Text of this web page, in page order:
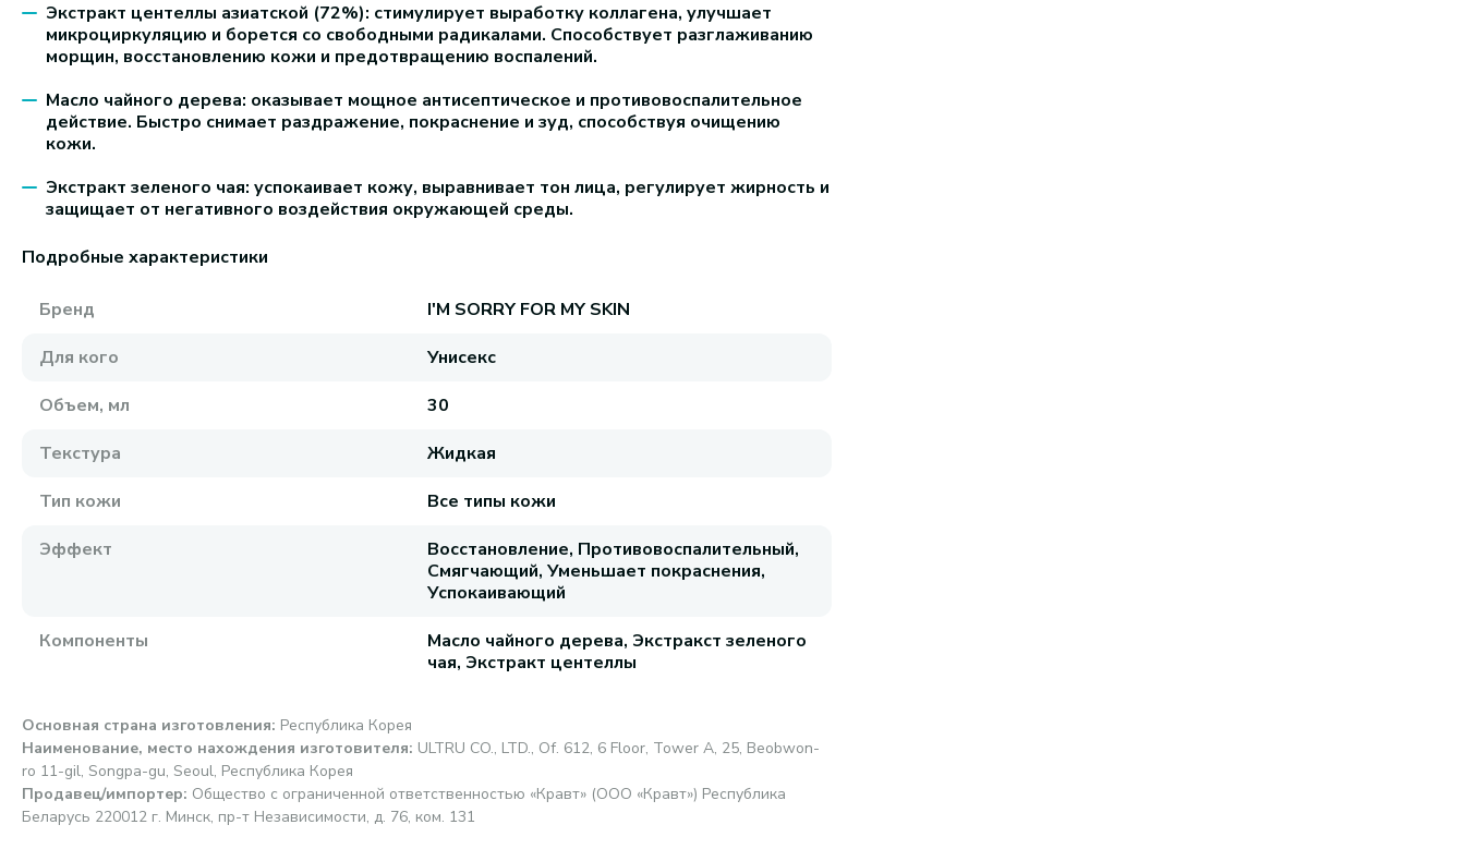
Экстракт центеллы азиатской (72%): стимулирует выработку коллагена, улучшает
микроциркуляцию и борется со свободными радикалами. Способствует разглаживанию
морщин, восстановлению кожи и предотвращению воспалений.
Масло чайного дерева: оказывает мощное антисептическое и противовоспалительное
действие. Быстро снимает раздражение, покраснение и зуд, способствуя очищению
кожи.
Экстракт зеленого чая: успокаивает кожу, выравнивает тон лица, регулирует жирность и
защищает от негативного воздействия окружающей среды.
Подробные характеристики
Бренд
I'M SORRY FOR MY SKIN
Для кого
Унисекс
Объем, мл
30
Текстура
Жидкая
Тип кожи
Все типы кожи
Эффект
Восстановление, Противовоспалительный,
Смягчающий, Уменьшает покраснения,
Успокаивающий
Компоненты
Масло чайного дерева, Экстракст зеленого
чая, Экстракт центеллы
Основная страна изготовления: Республика Корея
Наименование, место нахождения изготовителя: ULTRU CO., LTD., Of. 612, 6 Floor, Tower A, 25, Beobwon-
ro 11-gil, Songpa-gu, Seoul, Республика Корея
Продавец/импортер: Общество с ограниченной ответственностью «Кравт» (ООО «Кравт») Республика
Беларусь 220012 г. Минск, пр-т Независимости, д. 76, ком. 131